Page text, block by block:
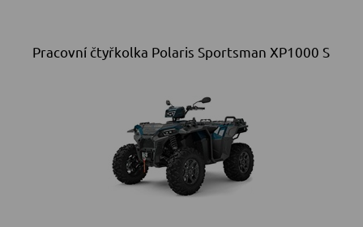
Pracovní čtyřkolka Polaris Sportsman XP1000 S